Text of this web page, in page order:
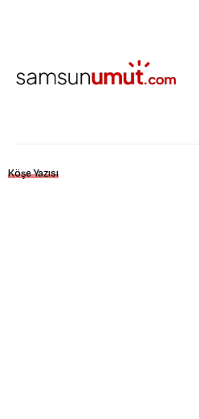
Köşe Yazısı